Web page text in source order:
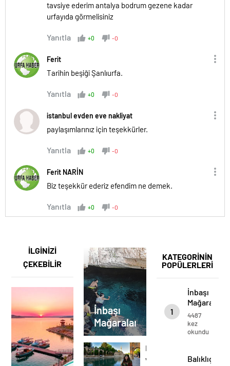
tavsiye ederim antalya bodrum gezene kadar
urfayıda görmelisiniz
Yanıtla +0 -0
Ferit
Tarihin beşiği Şanlıurfa.
Yanıtla +0 -0
istanbul evden eve nakliyat
paylaşımlarınız için teşekkürler.
Yanıtla +0 -0
Ferit NARİN
Biz teşekkür ederiz efendim ne demek.
Yanıtla +0 -0
KATEGORİNİN
POPÜLERLERİ
1
İnbaşı
Mağaraları
4487
kez
okundu
Balıklıgöl
İLGİNİZİ
ÇEKEBİLİR
İnbaşı
Mağaraları
Balıklıgöl
ve